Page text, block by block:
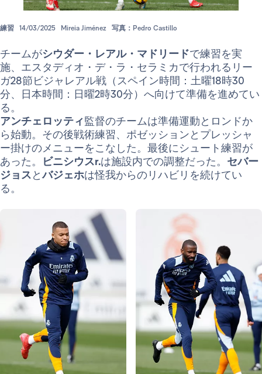
練習 14/03/2025 Mireia Jiménez 写真：Pedro Castillo
チームがシウダー・レアル・マドリードで練習を実
施、エスタディオ・デ・ラ・セラミカで行われるリー
ガ28節ビジャレアル戦（スペイン時間：土曜18時30
分、日本時間：日曜2時30分）へ向けて準備を進めてい
る。
アンチェロッティ監督のチームは準備運動とロンドか
ら始動。その後戦術練習、ポゼッションとプレッシャ
ー掛けのメニューをこなした。最後にシュート練習が
あった。
ビニシウスr.は施設内での調整だった。 セバー
ジョスとバジェホは怪我からのリハビリを続けてい
る。